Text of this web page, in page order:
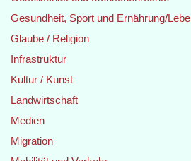
Gesundheit, Sport und Ernährung/
Glaube / Religion
Infrastruktur
Kultur / Kunst
Landwirtschaft
Medien
Migration